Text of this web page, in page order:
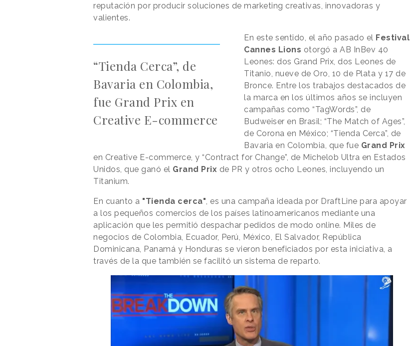
reputación por producir soluciones de marketing creativas, innovadoras y
valientes.
“Tienda Cerca”, de
Bavaria en Colombia,
fue Grand Prix en
Creative E-commerce
En este sentido, el año pasado el Festival
Cannes Lions otorgó a AB InBev 40
Leones: dos Grand Prix, dos Leones de
Titanio, nueve de Oro, 10 de Plata y 17 de
Bronce. Entre los trabajos destacados de
la marca en los últimos años se incluyen
campañas como “TagWords”, de
Budweiser en Brasil; “The Match of Ages”,
de Corona en México; “Tienda Cerca”, de
Bavaria en Colombia, que fue Grand Prix
en Creative E-commerce, y “Contract for Change”, de Michelob Ultra en Estados
Unidos, que ganó el Grand Prix de PR y otros ocho Leones, incluyendo un
Titanium.
En cuanto a "Tienda cerca" , es una campaña ideada por DraftLine para apoyar
a los pequeños comercios de los países latinoamericanos mediante una
aplicación que les permitió despachar pedidos de modo online. Miles de
negocios de Colombia, Ecuador, Perú, México, El Salvador, República
Dominicana, Panamá y Honduras se vieron beneficiados por esta iniciativa, a
través de la que también se facilitó un sistema de reparto.